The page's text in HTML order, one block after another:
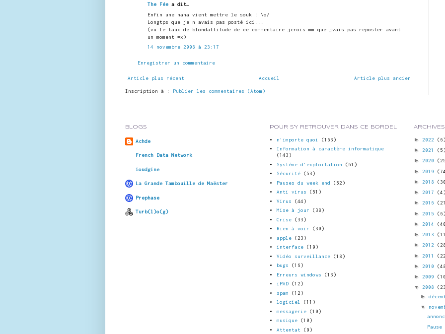
The Fée a dit…
Enfin une nana vient mettre le souk ! \o/
Longtps que je n avais pas posté ici...
(vu le taux de blondattitude de ce commentaire jcrois mm que jvais pas reposter avant
un moment =x)
14 novembre 2008 à 23:17
Enregistrer un commentaire
Article plus récent Article plus ancien
Accueil
Inscription à : Publier les commentaires (Atom)
BLOGS
Achde
French Data Network
ioudgine
La Grande Tambouille de Maëster
Prephase
Turb(l)o(g)
POUR S'Y RETROUVER DANS CE BORDEL
n'importe quoi
(163)
Information à caractère informatique
(143)
Systéme d'exploitation
(61)
Sécurité
(53)
Pauses du week end
(52)
Anti virus
(51)
Virus
(44)
Mise à jour
(38)
Crise
(33)
Rien à voir
(30)
apple
(23)
interface
(19)
Vidéo surveillance
(18)
bugs
(16)
Erreurs windows
(13)
iPAD
(12)
spam
(12)
logiciel
(11)
messagerie
(10)
musique
(10)
Attentat
(9)
► 2022 (6)
► 2021 (5)
► 2020
► 2019
► 2018
► 2017 (4)
► 2016
► 2015 (6)
► 2014
► 2013
► 2012
► 2011
► 2010
► 2009
▼ 2008
►
▼
Pause